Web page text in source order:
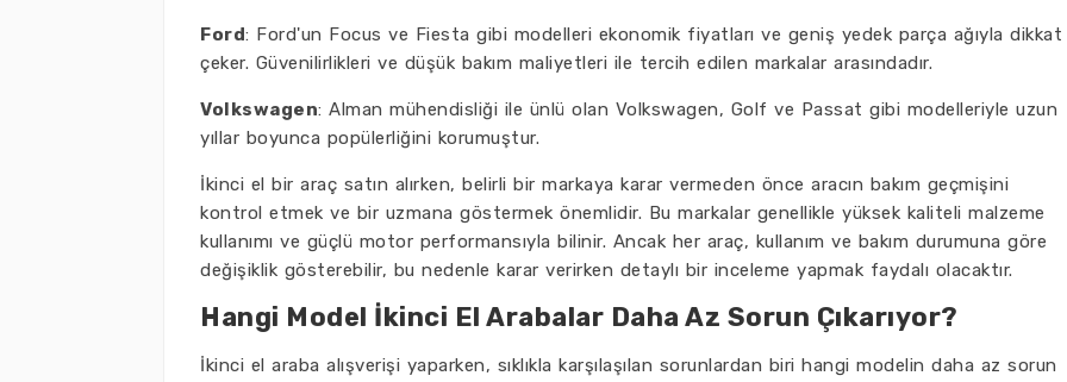
Ford: Ford'un Focus ve Fiesta gibi modelleri ekonomik fiyatları ve geniş yedek parça ağıyla dikkat
çeker. Güvenilirlikleri ve düşük bakım maliyetleri ile tercih edilen markalar arasındadır.
Volkswagen: Alman mühendisliği ile ünlü olan Volkswagen, Golf ve Passat gibi modelleriyle uzun
yıllar boyunca popülerliğini korumuştur.
İkinci el bir araç satın alırken, belirli bir markaya karar vermeden önce aracın bakım geçmişini
kontrol etmek ve bir uzmana göstermek önemlidir. Bu markalar genellikle yüksek kaliteli malzeme
kullanımı ve güçlü motor performansıyla bilinir. Ancak her araç, kullanım ve bakım durumuna göre
değişiklik gösterebilir, bu nedenle karar verirken detaylı bir inceleme yapmak faydalı olacaktır.
Hangi Model İkinci El Arabalar Daha Az Sorun Çıkarıyor?
İkinci el araba alışverişi yaparken, sıklıkla karşılaşılan sorunlardan biri hangi modelin daha az sorun